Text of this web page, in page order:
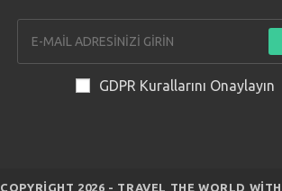
GDPR Kurallarını Onaylayın
COPYRIGHT 2026 - TRAVEL THE WORLD WITH